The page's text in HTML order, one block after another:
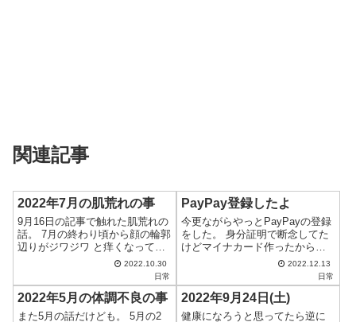
関連記事
2022年7月の肌荒れの事
9月16日の記事で触れた肌荒れの
話。 7月の終わり頃から顔の輪郭
辺りがジワジワ と痒くなって、
しばらくしたら耳も痒くなって
きて、これは基礎化粧品が合っ
てないのかな？と思い、基礎化
粧品をやめてコチラ↓ をしばらく
塗ったけどイマイチ変化がな
2022.10.30
日常
PayPay登録したよ
今更ながらやっとPayPayの登録
をした。 身分証明で断念してた
けどマイナカード作ったからや
っと登録できた。 登録の流れ は
こちら→PayPayを始めよう！ 銀
行口座の登録をするためには事
前の本人確認が必要。 この本人
確認の手順11番でマイ...
2022.12.13
日常
2022年5月の体調不良の事
また5月の話だけども。 5月の2
2022年9月24日(土)
健康になろうと思ってたら逆に